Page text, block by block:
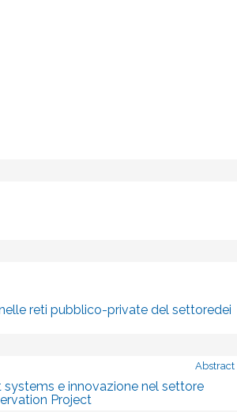
reti pubblico-private del settoredei
Abstract
e innovazione nel settore
Project